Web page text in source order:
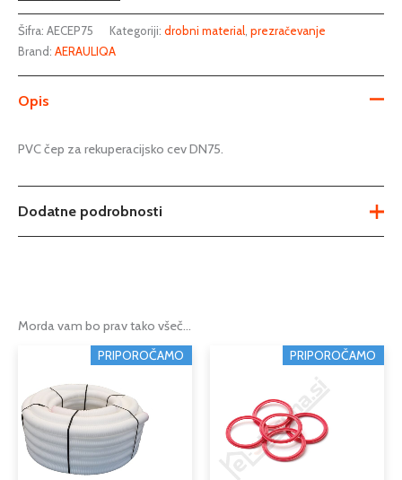
Šifra: AECEP75 Kategoriji: drobni material prezračevanje
Brand: AERAULIQA
Opis
PVC čep za rekuperacijsko cev DN75.
Dodatne podrobnosti
Podkategorija3 spojke, tesnila za cevi
Morda vam bo prav tako všeč…
PRIPOROČAMO
PRIPOROČAMO